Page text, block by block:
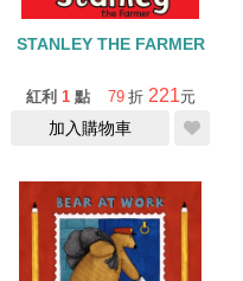
LOOK INSIDE/硬頁
STANLEY THE FARMER
紅利 1 點 79 折 221元
加入購物車